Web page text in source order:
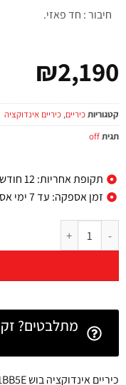
חיבור : חד פאזי.
₪2,190
קטגוריותכיריים, כיריים אינדוקציה
תגיתoff
תקופת אחריות: 12 חודשים
זמן אספקה: עד 7 ימי אספקה
מתלבטים?
כיריים אינדוקציה בוש PWP611BB5E חד פאזי חצי גמיש BOSCH